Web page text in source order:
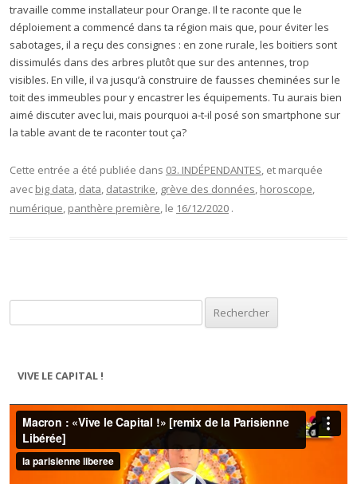
travaille comme installateur pour Orange. Il te raconte que le
déploiement a commencé dans ta région mais que, pour éviter les
sabotages, il a reçu des consignes : en zone rurale, les boitiers sont
dissimulés dans des arbres plutôt que sur des antennes, trop
visibles. En ville, il va jusqu’à construire de fausses cheminées sur le
toit des immeubles pour y encastrer les équipements. Tu aurais bien
aimé discuter avec lui, mais pourquoi a-t-il posé son smartphone sur
la table avant de te raconter tout ça?
Cette entrée a été publiée dans 03. INDÉPENDANTES, et marquée
avec big data, data, datastrike, grève des données, horoscope,
numérique, panthère première, le 16/12/2020 .
VIVE LE CAPITAL !
Lecteur
vidéo